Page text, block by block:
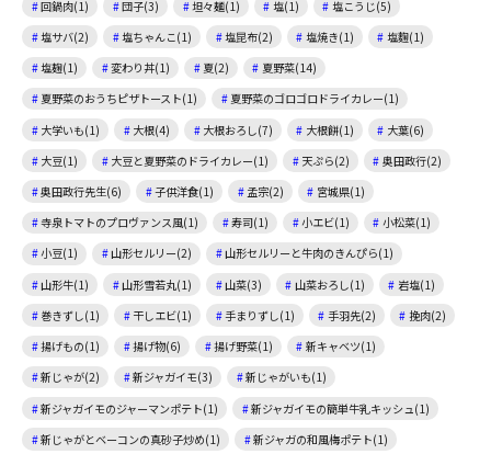
回鍋肉(1)
団子(3) 坦々麺(1) 塩(1)
塩こうじ(5)
塩サバ(2)
塩ちゃんこ(1) 塩昆布(2) 塩焼き(1)
塩麴(1)
塩麹(1)
変わり丼(1) 夏(2)
夏野菜(14)
夏野菜のおうちピザトースト(1)
夏野菜のゴロゴロドライカレー(1)
大学いも(1)
大根(4) 大根おろし(7) 大根餅(1)
大葉(6)
大豆(1)
大豆と夏野菜のドライカレー(1) 天ぷら(2)
奥田政行(2)
奥田政行先生(6)
子供洋食(1) 孟宗(2)
宮城県(1)
寺泉トマトのプロヴァンス風(1)
寿司(1) 小エビ(1)
小松菜(1)
小豆(1)
山形セルリー(2)
山形セルリーと牛肉のきんぴら(1)
山形牛(1)
山形雪若丸(1) 山菜(3) 山菜おろし(1)
岩塩(1)
巻きずし(1)
干しエビ(1) 手まりずし(1) 手羽先(2)
挽肉(2)
揚げもの(1)
揚げ物(6) 揚げ野菜(1)
新キャベツ(1)
新じゃが(2)
新ジャガイモ(3)
新じゃがいも(1)
新ジャガイモのジャーマンポテト(1)
新ジャガイモの簡単牛乳キッシュ(1)
新じゃがとベーコンの真砂子炒め(1)
新ジャガの和風梅ポテト(1)